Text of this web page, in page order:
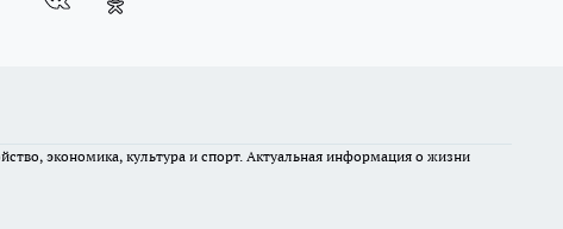
экономика, культура и спорт. Актуальная информация о жизни